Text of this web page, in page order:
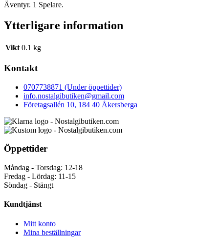
Äventyr. 1 Spelare.
Ytterligare information
Vikt 0.1 kg
Kontakt
0707738871 (Under öppettider)
info.nostalgibutiken@gmail.com
Företagsallén 10, 184 40 Åkersberga
Öppettider
Måndag - Torsdag: 12-18
Fredag - Lördag: 11-15
Söndag - Stängt
Kundtjänst
Mitt konto
Mina beställningar